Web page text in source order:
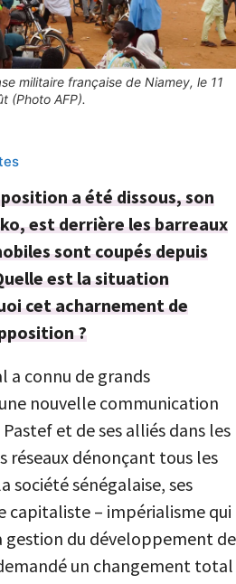
militaire française de Niamey, le 11
(Photo AFP).
a été dissous, son
est derrière les barreaux
sont coupés depuis
est la situation
cet acharnement de
?
a connu de grands
nouvelle communication
et de ses alliés dans les
réseaux dénonçant tous les
société sénégalaise, ses
capitaliste – impérialisme qui
gestion du développement de
un changement total